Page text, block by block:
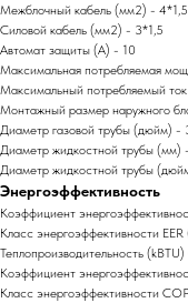
Межблочный кабель (мм2) - 4*1,5
Силовой кабель (мм2) - 3*1,5
Автомат защиты (А) - 10
Максимальная потребляемая
Максимальный потребляемый
Монтажный размер наружного
Диаметр газовой трубы (дюйм) -
Диаметр жидкостной трубы (мм)
Диаметр жидкостной трубы
Энергоэффективность
Коэффициент
Класс энергоэффективности
Теплопроизводительность
Коэффициент
Класс энергоэффективности